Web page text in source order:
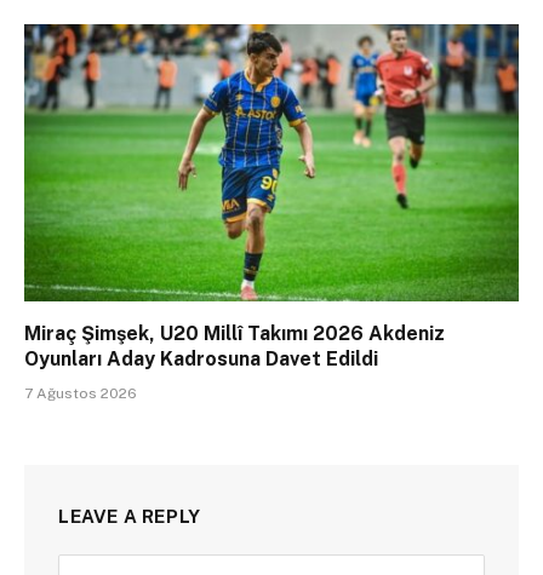
Miraç Şimşek, U20 Millî Takımı 2026 Akdeniz
Oyunları Aday Kadrosuna Davet Edildi
7 Ağustos 2026
LEAVE A REPLY